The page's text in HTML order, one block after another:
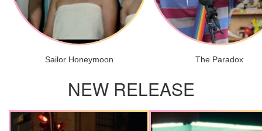
Sailor Honeymoon The Paradox
NEW RELEASE